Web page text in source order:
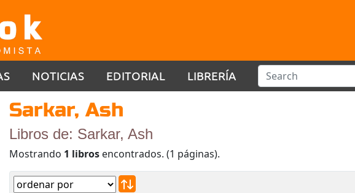
NOTICIAS EDITORIAL LIBRERÍA
Sarkar, Ash
Libros de: Sarkar, Ash
Mostrando 1 libros encontrados. (1 páginas).